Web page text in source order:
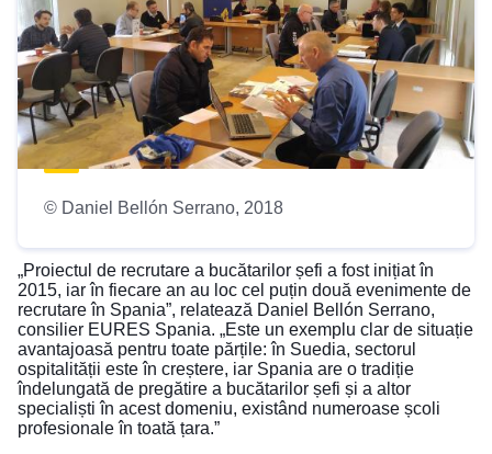
© Daniel Bellón Serrano, 2018
„Proiectul de recrutare a bucătarilor șefi a fost inițiat în
2015, iar în fiecare an au loc cel puțin două evenimente de
recrutare în Spania”, relatează Daniel Bellón Serrano,
consilier EURES Spania. „Este un exemplu clar de situație
avantajoasă pentru toate părțile: în Suedia, sectorul
ospitalității este în creștere, iar Spania are o tradiție
îndelungată de pregătire a bucătarilor șefi și a altor
specialiști în acest domeniu, existând numeroase școli
profesionale în toată țara.”